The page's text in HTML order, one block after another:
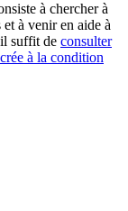
à chercher à
à venir en aide à
suffit de consulter
à la condition